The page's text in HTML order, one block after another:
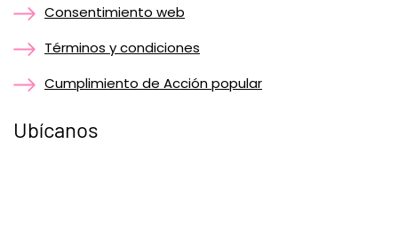
Consentimiento web
Términos y condiciones
Cumplimiento de Acción popular
Ubícanos